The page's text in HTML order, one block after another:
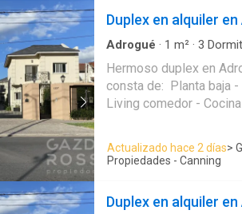
Duplex en alquiler
Adrogué · 1 m² · 3
Gas natural·Cuarto de
Hermoso duplex en
consta de: Planta baja
Living comedor -
Altillo (escritorio,
*Expensas aprox.
Actualizado hace 2 días>
Propiedades - Canning
Duplex en alquiler